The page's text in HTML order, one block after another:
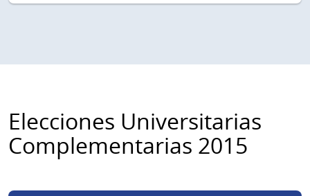
Elecciones Universitarias
Complementarias 2015